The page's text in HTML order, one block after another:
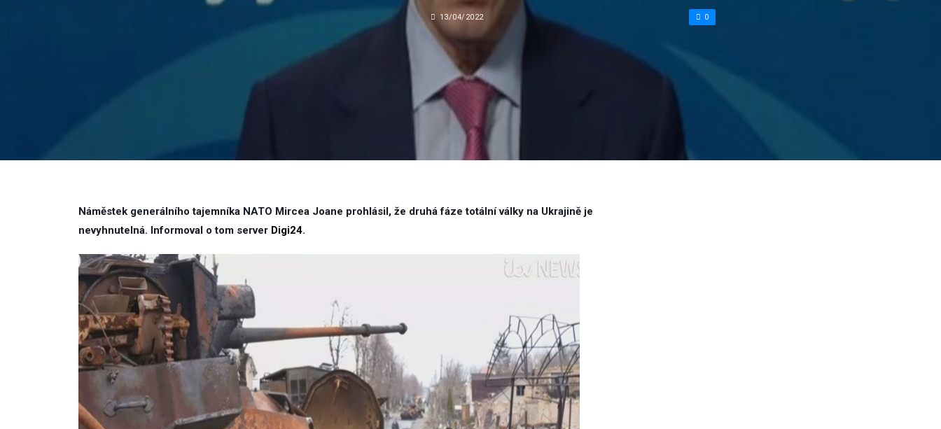
13/04/2022 0
Náměstek generálního tajemníka NATO Mircea Joane prohlásil, že druhá fáze totální války na Ukrajině je
nevyhnutelná. Informoval o tom server Digi24.